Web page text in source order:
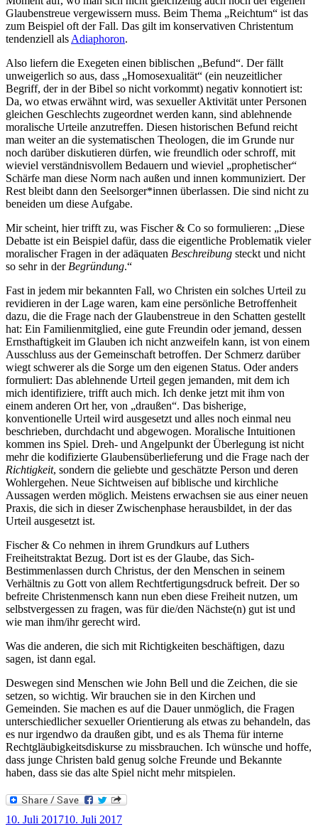
Glaubenstreue vergewissern muss. Beim Thema „Reichtum“ ist das
zum Beispiel oft der Fall. Das gilt im konservativen Christentum
tendenziell als Adiaphoron.
Also liefern die Exegeten einen biblischen „Befund“. Der fällt
unweigerlich so aus, dass „Homosexualität“ (ein neuzeitlicher
Begriff, der in der Bibel so nicht vorkommt) negativ konnotiert ist:
Da, wo etwas erwähnt wird, was sexueller Aktivität unter Personen
gleichen Geschlechts zugeordnet werden kann, sind ablehnende
moralische Urteile anzutreffen. Diesen historischen Befund reicht
man weiter an die systematischen Theologen, die im Grunde nur
noch darüber diskutieren dürfen, wie freundlich oder schroff, mit
wieviel verständnisvollem Bedauern und wieviel „prophetischer“
Schärfe man diese Norm nach außen und innen kommuniziert. Der
Rest bleibt dann den Seelsorger*innen überlassen. Die sind nicht zu
beneiden um diese Aufgabe.
Mir scheint, hier trifft zu, was Fischer & Co so formulieren: „Diese
Debatte ist ein Beispiel dafür, dass die eigentliche Problematik vieler
moralischer Fragen in der adäquaten Beschreibung steckt und nicht
so sehr in der Begründung.“
Fast in jedem mir bekannten Fall, wo Christen ein solches Urteil zu
revidieren in der Lage waren, kam eine persönliche Betroffenheit
dazu, die die Frage nach der Glaubenstreue in den Schatten gestellt
hat: Ein Familienmitglied, eine gute Freundin oder jemand, dessen
Ernsthaftigkeit im Glauben ich nicht anzweifeln kann, ist von einem
Ausschluss aus der Gemeinschaft betroffen. Der Schmerz darüber
wiegt schwerer als die Sorge um den eigenen Status. Oder anders
formuliert: Das ablehnende Urteil gegen jemanden, mit dem ich
mich identifiziere, trifft auch mich. Ich denke jetzt mit ihm von
einem anderen Ort her, von „draußen“. Das bisherige,
konventionelle Urteil wird ausgesetzt und alles noch einmal neu
beschrieben, durchdacht und abgewogen. Moralische Intuitionen
kommen ins Spiel. Dreh- und Angelpunkt der Überlegung ist nicht
mehr die kodifizierte Glaubensüberlieferung und die Frage nach der
Richtigkeit, sondern die geliebte und geschätzte Person und deren
Wohlergehen. Neue Sichtweisen auf biblische und kirchliche
Aussagen werden möglich. Meistens erwachsen sie aus einer neuen
Praxis, die sich in dieser Zwischenphase herausbildet, in der das
Urteil ausgesetzt ist.
Fischer & Co nehmen in ihrem Grundkurs auf Luthers
Freiheitstraktat Bezug. Dort ist es der Glaube, das Sich-
Bestimmenlassen durch Christus, der den Menschen in seinem
Verhältnis zu Gott von allem Rechtfertigungsdruck befreit. Der so
befreite Christenmensch kann nun eben diese Freiheit nutzen, um
selbstvergessen zu fragen, was für die/den Nächste(n) gut ist und
wie man ihm/ihr gerecht wird.
Was die anderen, die sich mit Richtigkeiten beschäftigen, dazu
sagen, ist dann egal.
Deswegen sind Menschen wie John Bell und die Zeichen, die sie
setzen, so wichtig. Wir brauchen sie in den Kirchen und
Gemeinden. Sie machen es auf die Dauer unmöglich, die Fragen
unterschiedlicher sexueller Orientierung als etwas zu behandeln, das
es nur irgendwo da draußen gibt, und es als Thema für interne
Rechtgläubigkeitsdiskurse zu missbrauchen. Ich wünsche und hoffe,
dass junge Christen bald genug solche Freunde und Bekannte
haben, dass sie das alte Spiel nicht mehr mitspielen.
Veröffentlicht
10. Juli 201710. Juli 2017